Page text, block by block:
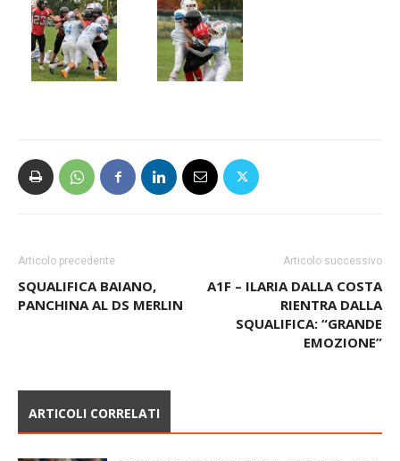
Articolo precedente Articolo successivo
A1F – ILARIA DALLA COSTA
RIENTRA DALLA